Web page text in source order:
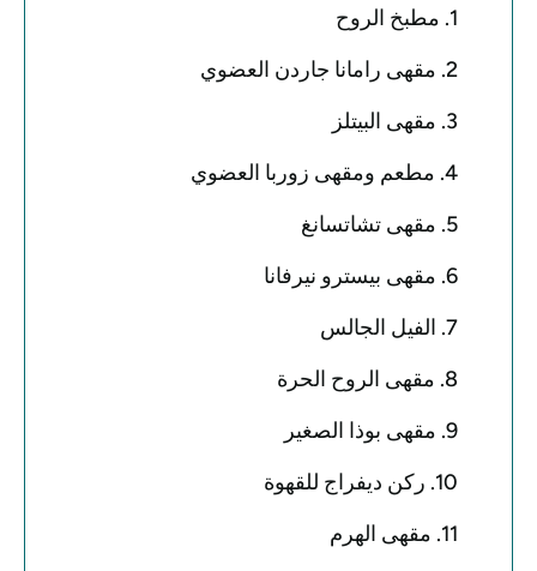
4. مطعم ومقهى زوربا العضوي
10. ركن ديفراج للقهوة
11. مقهى الهرم